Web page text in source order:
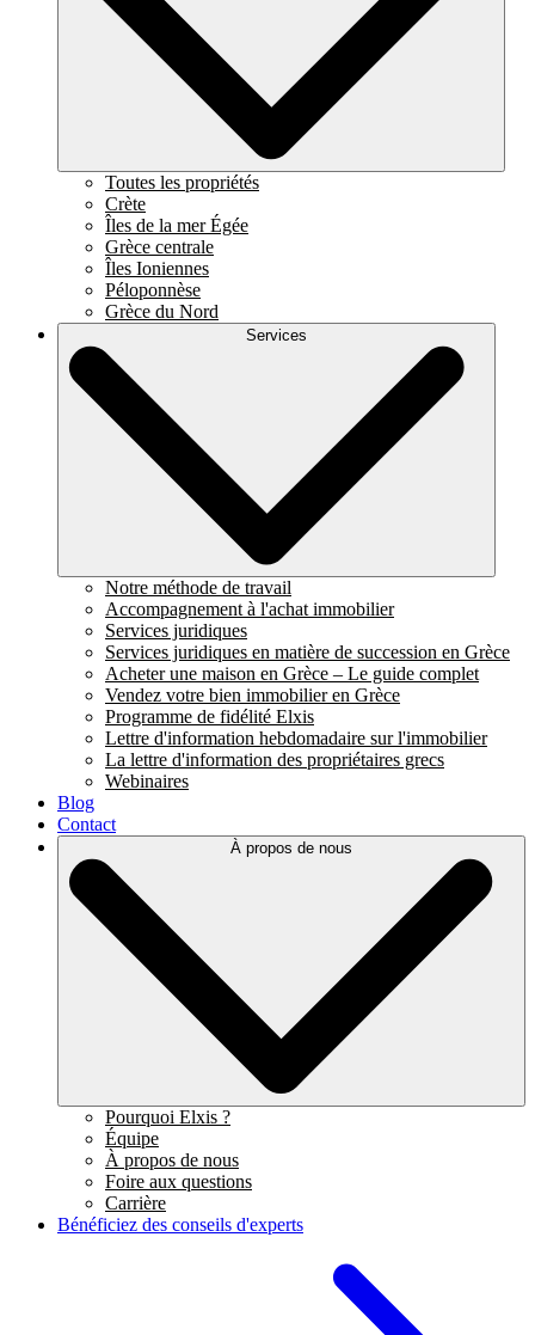
Toutes les propriétés
Crète
Îles de la mer Égée
Grèce centrale
Îles Ioniennes
Péloponnèse
Grèce du Nord
Services
Notre méthode de travail
Accompagnement à l'achat immobilier
Services juridiques
Services juridiques en matière de succession en Grèce
Acheter une maison en Grèce – Le guide complet
Vendez votre bien immobilier en Grèce
Programme de fidélité Elxis
Lettre d'information hebdomadaire sur l'immobilier
La lettre d'information des propriétaires grecs
Webinaires
Blog
Contact
À propos de nous
Pourquoi Elxis ?
Équipe
À propos de nous
Foire aux questions
Carrière
Bénéficiez des conseils d'experts